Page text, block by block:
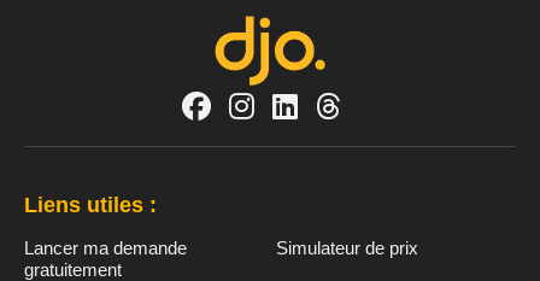
Liens utiles :
Lancer ma demande
gratuitement
Simulateur de prix